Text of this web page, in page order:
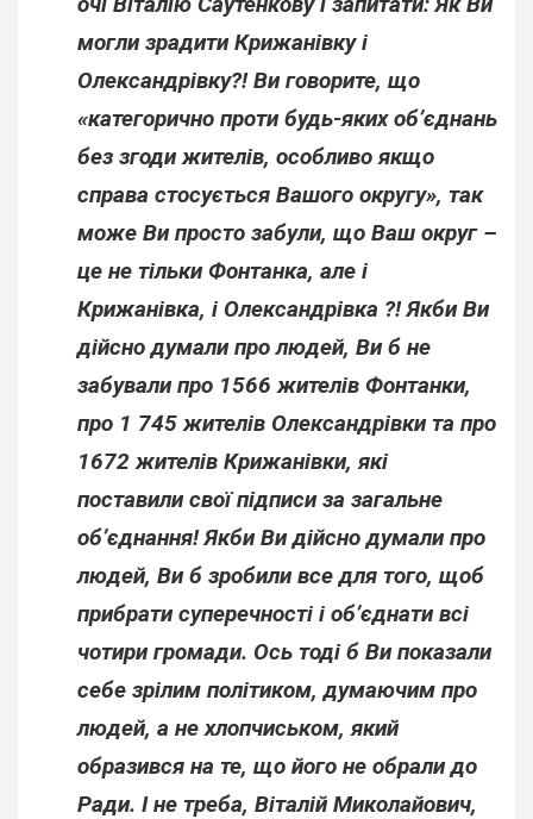
могли зрадити Крижанівку і
Олександрівку?! Ви говорите, що
«категорично проти будь-яких об’єднань
без згоди жителів, особливо якщо
справа стосується Вашого округу», так
може Ви просто забули, що Ваш округ –
це не тільки Фонтанка, але і
Крижанівка, і Олександрівка ?! Якби Ви
дійсно думали про людей, Ви б не
забували про 1566 жителів Фонтанки,
про 1 745 жителів Олександрівки та про
1672 жителів Крижанівки, які
поставили свої підписи за загальне
об’єднання! Якби Ви дійсно думали про
людей, Ви б зробили все для того, щоб
прибрати суперечності і об’єднати всі
чотири громади. Ось тоді б Ви показали
себе зрілим політиком, думаючим про
людей, а не хлопчиськом, який
образився на те, що його не обрали до
Ради. І не треба, Віталій Миколайович,